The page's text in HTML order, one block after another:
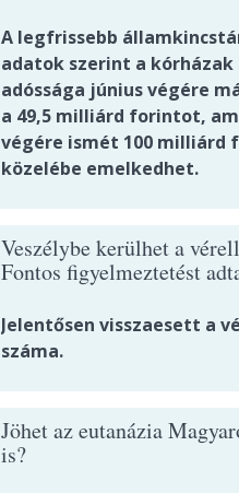
A legfrissebb
adatok szerint a
adóssága június végére
a 49,5 milliárd forintot,
végére ismét 100 milliárd
közelébe emelkedhet.
Veszélybe kerülhet a
Fontos figyelmeztetést
Jelentősen visszaesett a
száma.
Jöhet az eutanázia
is?